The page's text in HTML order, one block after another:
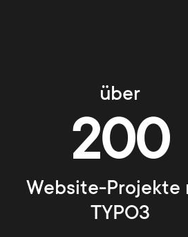
über
200
Website-Projekte
TYPO3